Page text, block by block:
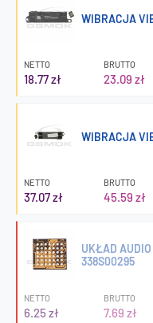
WIBRACJA
NETTO
18.77 zł
BRUTTO
23.09 zł
WIBRACJA
NETTO
37.07 zł
BRUTTO
45.59 zł
UKŁAD AUDIO
338S00295
NETTO
6.25 zł
BRUTTO
7.69 zł